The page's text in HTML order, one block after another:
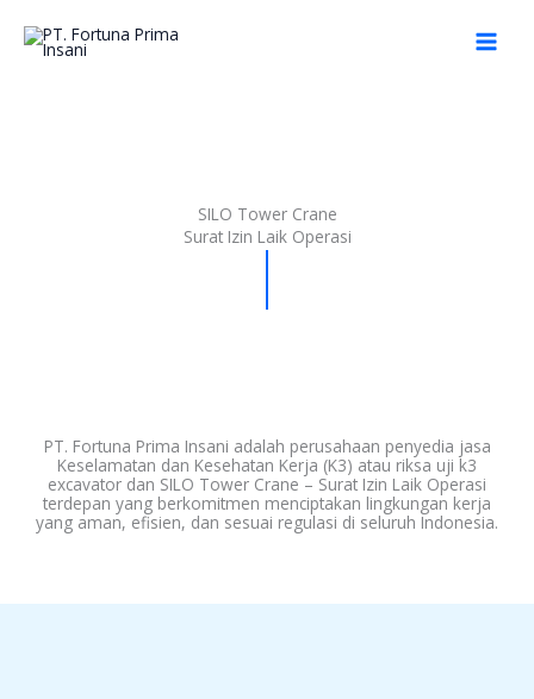
SILO Tower Crane
Surat Izin Laik Operasi
PT. Fortuna Prima Insani adalah perusahaan penyedia jasa
Keselamatan dan Kesehatan Kerja (K3) atau riksa uji k3
excavator dan SILO Tower Crane – Surat Izin Laik Operasi
terdepan yang berkomitmen menciptakan lingkungan kerja
yang aman, efisien, dan sesuai regulasi di seluruh Indonesia.